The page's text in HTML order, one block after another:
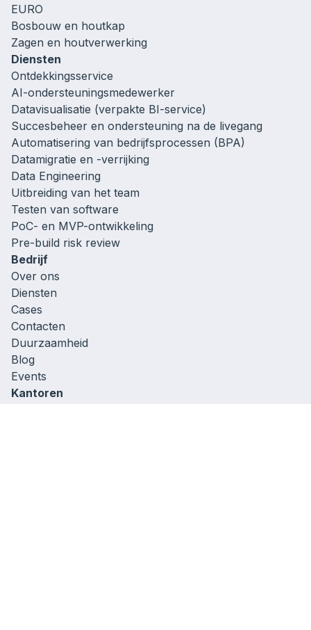
Kantoren
Bedrijf
Over ons
Diensten
Cases
Contacten
Duurzaamheid
Blog
Events
Diensten
Ontdekkingsservice
AI-ondersteuningsmedewerker
Datavisualisatie (verpakte BI-service)
Succesbeheer en ondersteuning na de livegang
Automatisering van bedrijfsprocessen (BPA)
Datamigratie en -verrijking
Data Engineering
Uitbreiding van het team
Testen van software
PoC- en MVP-ontwikkeling
Pre-build risk review
EURO
Bosbouw en houtkap
Zagen en houtverwerking